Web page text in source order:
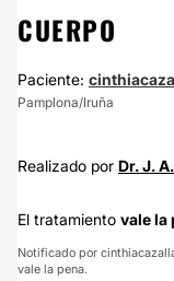
CUERPO
Paciente:
Pamplona/Iruña
Realizado por Dr. J.
El tratamiento vale la
Notificado por
vale la pena.